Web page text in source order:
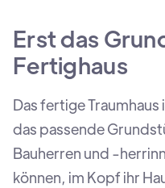
Erst das
Fertighaus
Das fertige
das passende
Bauherren und -
können, im Kopf ihr